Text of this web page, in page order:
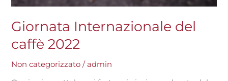
Giornata Internazionale del
caffè 2022
Non categorizzato /admin